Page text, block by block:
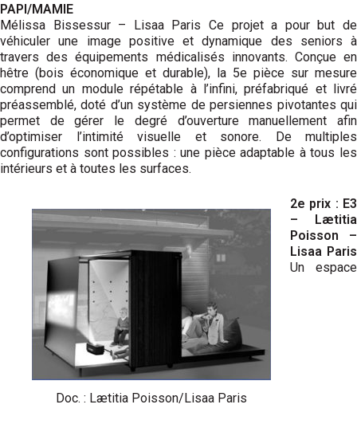
PAPI/MAMIE
Mélissa Bissessur – Lisaa Paris Ce projet a pour but de
véhiculer une image positive et dynamique des seniors à
travers des équipements médicalisés innovants. Conçue en
hêtre (bois économique et durable), la 5e pièce sur mesure
comprend un module répétable à l’infini, préfabriqué et livré
préassemblé, doté d’un système de persiennes pivotantes qui
permet de gérer le degré d’ouverture manuellement afin
d’optimiser l’intimité visuelle et sonore. De multiples
configurations sont possibles : une pièce adaptable à tous les
intérieurs et à toutes les surfaces.
Doc. : Lætitia Poisson/Lisaa Paris
2e prix : E3
– Lætitia
Poisson –
Lisaa Paris
Un espace